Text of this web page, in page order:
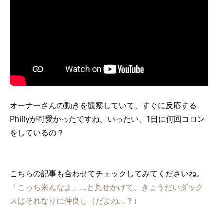
オーナーさんの動きを観察していて、すぐに反応する
Phillyが可愛かったですね。いったい、1日に何回コロン
をしているの？
こちらの記事も合わせてチェックしてみてくださいね。
「こっち来んなよ」…と見せかけて、きょうだいダック
スはそれなりに仲良し（だよね…？）